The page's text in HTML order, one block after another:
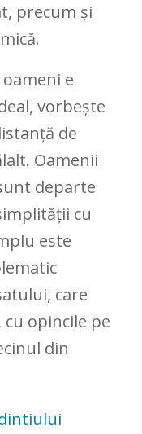
precum și
e
vorbește
de
Oamenii
departe
cu
este
care
opincile pe
din